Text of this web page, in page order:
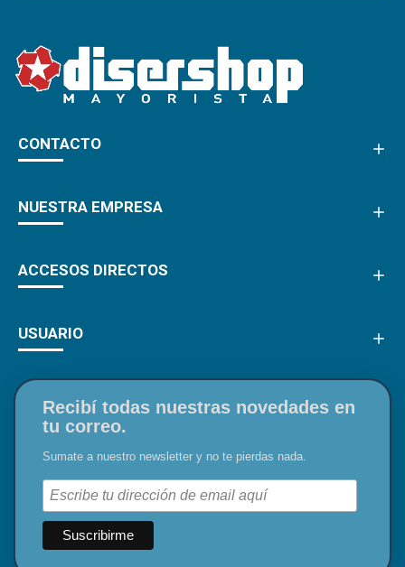
CONTACTO
NUESTRA EMPRESA
ACCESOS DIRECTOS
USUARIO
Recibí todas nuestras novedades en
tu correo.
Sumate a nuestro newsletter y no te pierdas nada.